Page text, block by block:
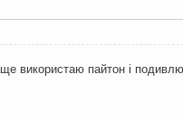
використаю пайтон і